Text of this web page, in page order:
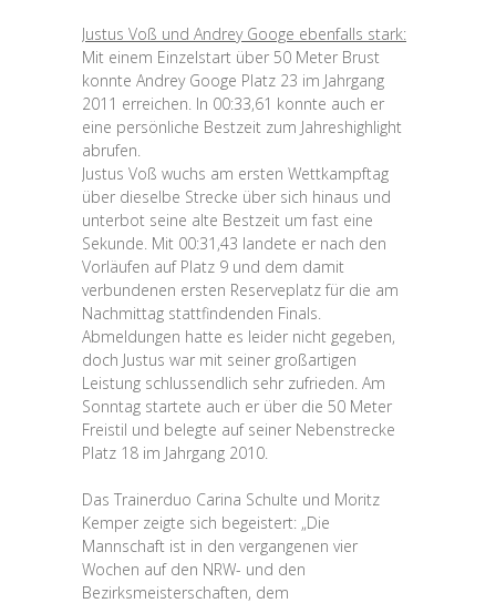
Justus Voß und Andrey Googe ebenfalls stark:
Mit einem Einzelstart über 50 Meter Brust
konnte Andrey Googe Platz 23 im Jahrgang
2011 erreichen. In 00:33,61 konnte auch er
eine persönliche Bestzeit zum Jahreshighlight
abrufen.
Justus Voß wuchs am ersten Wettkampftag
über dieselbe Strecke über sich hinaus und
unterbot seine alte Bestzeit um fast eine
Sekunde. Mit 00:31,43 landete er nach den
Vorläufen auf Platz 9 und dem damit
verbundenen ersten Reserveplatz für die am
Nachmittag stattfindenden Finals.
Abmeldungen hatte es leider nicht gegeben,
doch Justus war mit seiner großartigen
Leistung schlussendlich sehr zufrieden. Am
Sonntag startete auch er über die 50 Meter
Freistil und belegte auf seiner Nebenstrecke
Platz 18 im Jahrgang 2010.
Das Trainerduo Carina Schulte und Moritz
Kemper zeigte sich begeistert: „Die
Mannschaft ist in den vergangenen vier
Wochen auf den NRW- und den
Bezirksmeisterschaften, dem